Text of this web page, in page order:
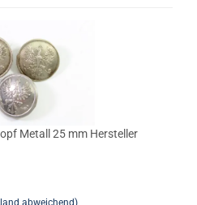
Metall 25 mm Hersteller
abweichend)